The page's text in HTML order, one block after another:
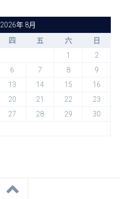
2026年 8月
四 五 六
日
1
2
6 7 8
9
13 14 15
16
20 21 22
23
27 28 29
30